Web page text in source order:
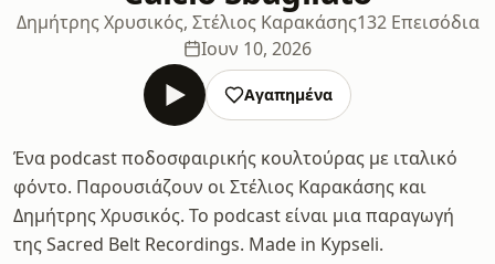
Δημήτρης Χρυσικός, Στέλιος Καρακάσης132 Επεισόδια
Ιουν 10, 2026
Αγαπημένα
Ένα podcast ποδοσφαιρικής κουλτούρας με ιταλικό
φόντο. Παρουσιάζουν οι Στέλιος Καρακάσης και
Δημήτρης Χρυσικός. Το podcast είναι μια παραγωγή
της Sacred Belt Recordings. Made in Kypseli.